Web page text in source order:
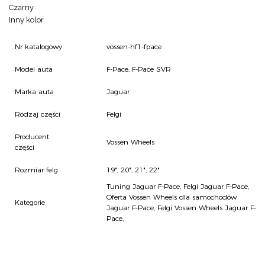
Czarny
Inny kolor
Nr katalogowy vossen-hf1-fpace
Model auta F-Pace, F-Pace SVR
Marka auta Jaguar
Rodzaj części Felgi
Producent
części
Vossen Wheels
Rozmiar felg 19", 20", 21", 22"
Kategorie
Tuning Jaguar F-Pace, Felgi Jaguar F-Pace,
Oferta Vossen Wheels dla samochodów
Jaguar F-Pace, Felgi Vossen Wheels Jaguar F-
Pace,